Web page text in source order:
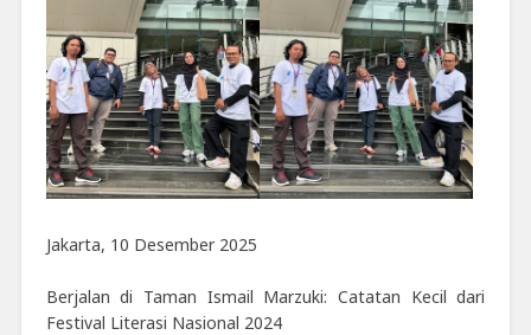
Jakarta, 10 Desember 2025
Berjalan di Taman Ismail Marzuki: Catatan Kecil dari
Festival Literasi Nasional 2024